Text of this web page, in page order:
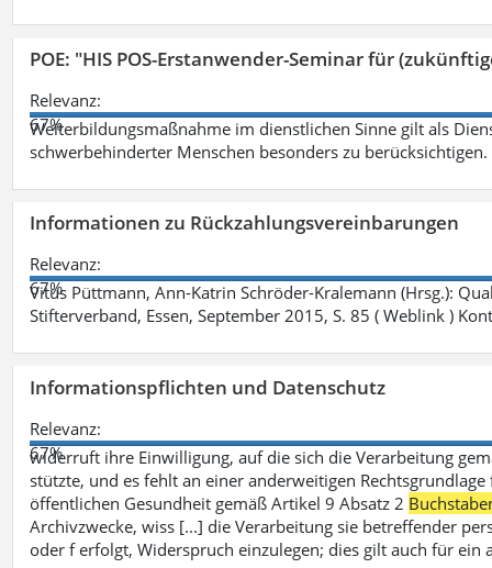
POE: "HIS POS-Erstanwender-Seminar für
Relevanz:
67%
Weiterbildungsmaßnahme im dienstlichen Sinne gilt als
schwerbehinderter Menschen besonders zu berücksichtigen.
Informationen zu Rückzahlungsvereinbarungen
Relevanz:
67%
Vitus Püttmann, Ann-Katrin Schröder-Kralemann (Hrsg.):
Stifterverband, Essen, September 2015, S. 85 ( Weblink )
Informationspflichten und Datenschutz
Relevanz:
67%
widerruft ihre Einwilligung, auf die sich die Verarbeitung
stützte, und es fehlt an einer anderweitigen
öffentlichen Gesundheit gemäß Artikel 9 Absatz 2
Archivzwecke, wiss [...] die Verarbeitung sie betreffender
oder f erfolgt, Widerspruch einzulegen; dies gilt auch für ein